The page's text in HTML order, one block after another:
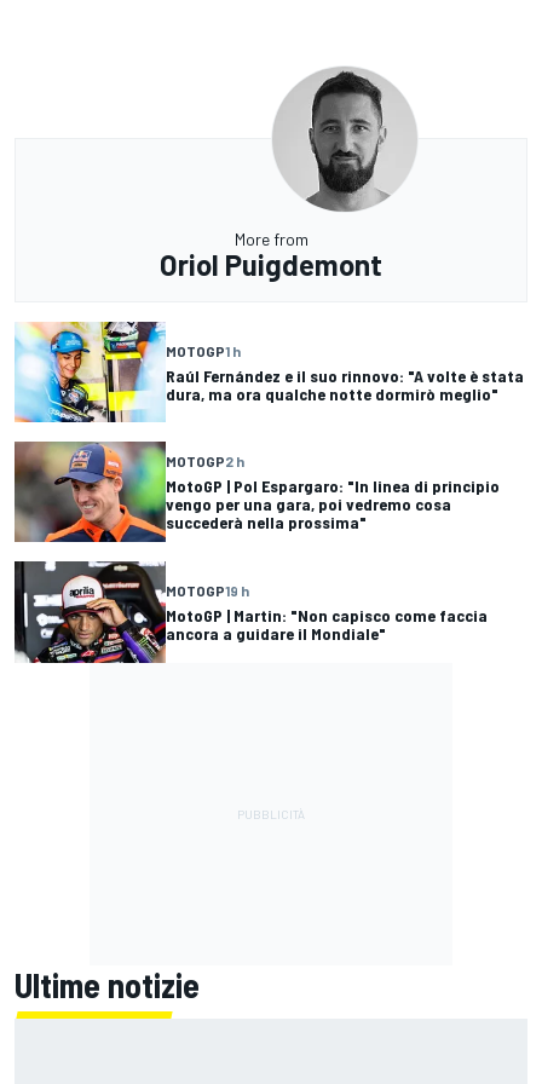
More from
Oriol Puigdemont
MOTOGP1 h
Raúl Fernández e il suo rinnovo: "A volte è stata
dura, ma ora qualche notte dormirò meglio"
MOTOGP2 h
MotoGP | Pol Espargaro: "In linea di principio
vengo per una gara, poi vedremo cosa
succederà nella prossima"
MOTOGP19 h
MotoGP | Martin: "Non capisco come faccia
ancora a guidare il Mondiale"
Ultime notizie